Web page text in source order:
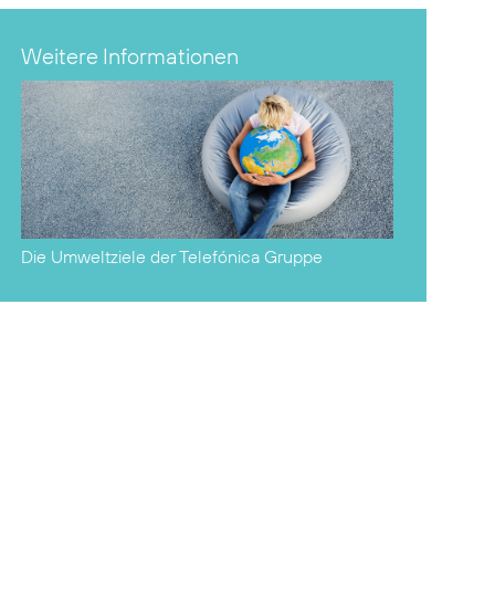
Weitere Informationen
Die Umweltziele der Telefónica Gruppe